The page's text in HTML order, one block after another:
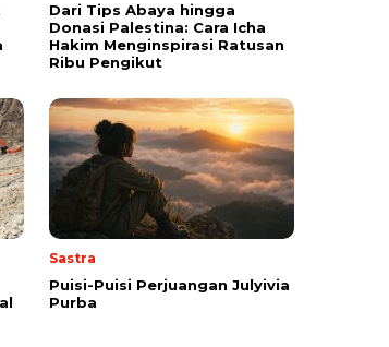
Dari Tips Abaya hingga
Donasi Palestina: Cara Icha
Hakim Menginspirasi Ratusan
Ribu Pengikut
Sastra
Puisi-Puisi Perjuangan Julyivia
Purba